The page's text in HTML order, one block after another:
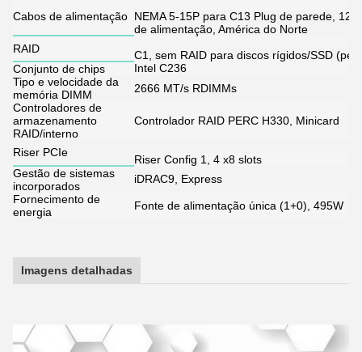
Cabos de alimentação NEMA 5-15P para C13 Plug de parede,
de alimentação, América do Norte
RAID
C1, sem RAID para discos rígidos/SSD
Conjunto de chips
Intel C236
Tipo e velocidade da
memória DIMM
2666 MT/s RDIMMs
Controladores de
armazenamento
RAID/interno
Controlador RAID PERC H330, Minicard
Riser PCIe
Riser Config 1, 4 x8 slots
Gestão de sistemas
incorporados
iDRAC9, Express
Fornecimento de
energia
Fonte de alimentação única (1+0), 495W
Imagens detalhadas